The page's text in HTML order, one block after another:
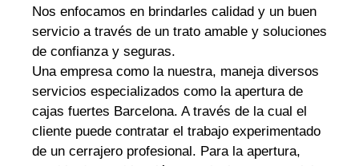
Nos enfocamos en brindarles calidad y un buen
servicio a través de un trato amable y soluciones
de confianza y seguras.
Una empresa como la nuestra, maneja diversos
servicios especializados como la apertura de
cajas fuertes Barcelona. A través de la cual el
cliente puede contratar el trabajo experimentado
de un cerrajero profesional. Para la apertura,